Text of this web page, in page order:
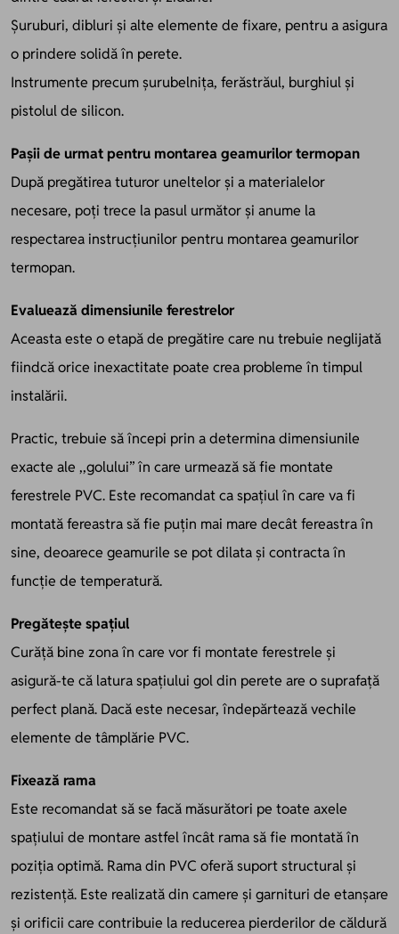
Șuruburi, dibluri și alte elemente de fixare, pentru a asigura
o prindere solidă în perete.
Instrumente precum șurubelnița, ferăstrăul, burghiul și
pistolul de silicon.
Pașii de urmat pentru montarea geamurilor termopan
După pregătirea tuturor uneltelor și a materialelor
necesare, poți trece la pasul următor și anume la
respectarea instrucțiunilor pentru montarea geamurilor
termopan.
Evaluează dimensiunile ferestrelor
Aceasta este o etapă de pregătire care nu trebuie neglijată
fiindcă orice inexactitate poate crea probleme în timpul
instalării.
Practic, trebuie să începi prin a determina dimensiunile
exacte ale ,,golului’’ în care urmează să fie montate
ferestrele PVC. Este recomandat ca spațiul în care va fi
montată fereastra să fie puțin mai mare decât fereastra în
sine, deoarece geamurile se pot dilata și contracta în
funcție de temperatură.
Pregătește spațiul
Curăță bine zona în care vor fi montate ferestrele și
asigură-te că latura spațiului gol din perete are o suprafață
perfect plană. Dacă este necesar, îndepărtează vechile
elemente de tâmplărie PVC.
Fixează rama
Este recomandat să se facă măsurători pe toate axele
spațiului de montare astfel încât rama să fie montată în
poziția optimă. Rama din PVC oferă suport structural și
rezistență. Este realizată din camere și garnituri de etanșare
și orificii care contribuie la reducerea pierderilor de căldură